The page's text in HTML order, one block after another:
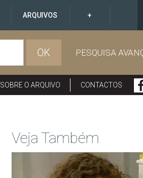
ARQUIVOS +
OK PESQUISA
SOBRE O ARQUIVO CONTACTOS
Veja Também